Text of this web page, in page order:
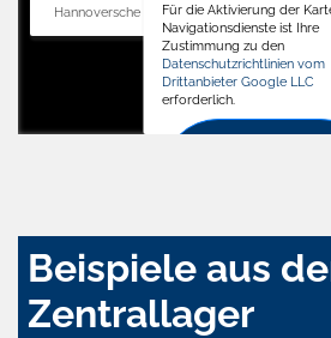
Hannoversche Str. 34, 31688 Nienstädt
Für die Aktivierung der
Navigationsdienste ist Ihre
Zustimmung zu den
Datenschutzrichtlinien vom
Drittanbieter Google LLC
erforderlich.
Beispiele aus
Zentrallager